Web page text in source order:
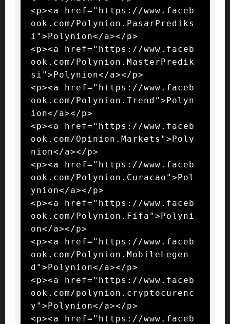
<p><a href="https://www.faceb
ook.com/Polynion.PasarPrediks
i">Polynion</a></p>
<p><a href="https://www.faceb
ook.com/Polynion.MasterPredik
si">Polynion</a></p>
<p><a href="https://www.faceb
ook.com/Polynion.Trend">Polyn
ion</a></p>
<p><a href="https://www.faceb
ook.com/Opinion.Markets">Poly
nion</a></p>
<p><a href="https://www.faceb
ook.com/Polynion.Curacao">Pol
ynion</a></p>
<p><a href="https://www.faceb
ook.com/Polynion.Fifa">Polyni
on</a></p>
<p><a href="https://www.faceb
ook.com/Polynion.MobileLegen
d">Polynion</a></p>
<p><a href="https://www.faceb
ook.com/polynion.cryptocurenc
y">Polynion</a></p>
<p><a href="https://www.faceb